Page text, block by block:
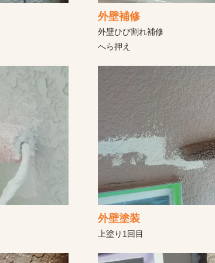
外壁補修
外壁ひび割れ補修
へら押え
外壁塗装
上塗り1回目
選び